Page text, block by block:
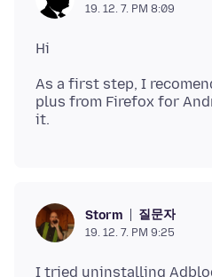
19. 12. 7. PM 8:09
As a first step, I
plus from Firefox for
Storm 질문자
19. 12. 7. PM 9:25
I tried uninstalling